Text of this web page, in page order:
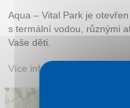
Aqua – Vital Park je
s termální vodou, různými
Vaše děti.
Více informací: